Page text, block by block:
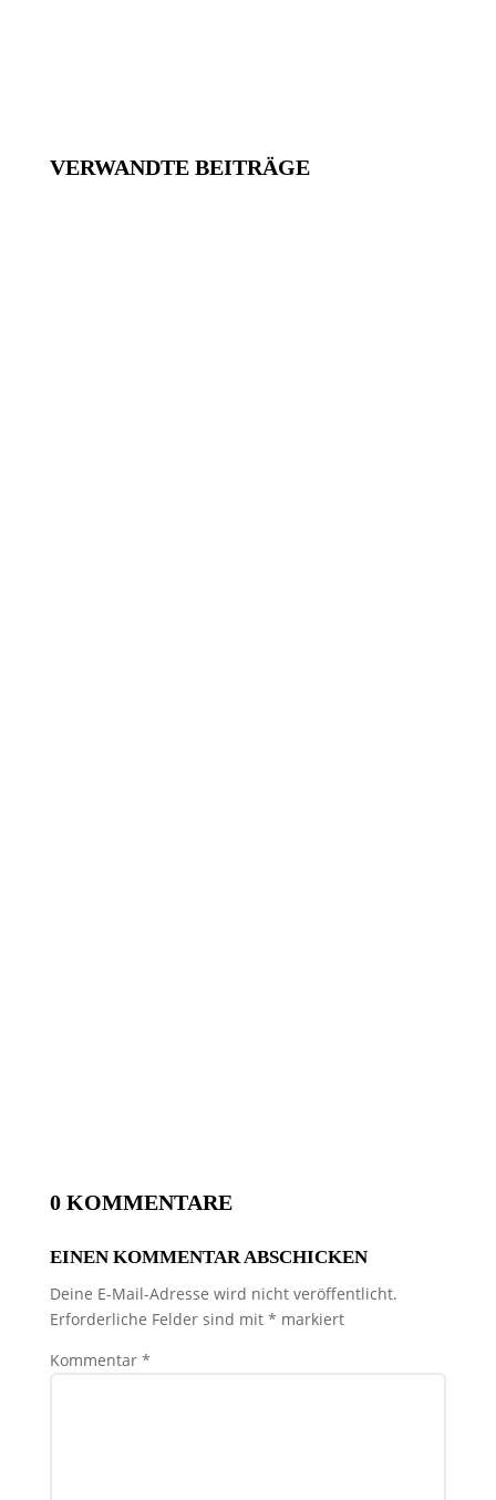
VERWANDTE BEITRÄGE
0 KOMMENTARE
EINEN KOMMENTAR ABSCHICKEN
Deine E-Mail-Adresse wird nicht veröffentlicht.
Erforderliche Felder sind mit * markiert
Kommentar *